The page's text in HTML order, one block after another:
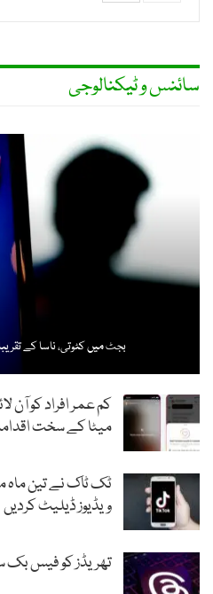
سائنس و ٹیکنالوجی
بجٹ میں کٹوتی، ناسا کے تقریبا 4 ہزار ملازمین
کم عمر افراد کو
میٹا کے سخت
ٹک ٹاک نے تین ماہ
ویڈیوز ڈیلیٹ کردیں
تھریڈز کو فیس بک